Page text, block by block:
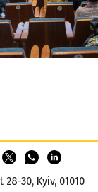
30, Kyiv, 01010